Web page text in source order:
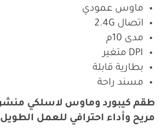
ماوس عمودي
اتصال 2.4G
مدى 10م
DPI متغير
بطارية قابلة
مسند راحة
مريح وأداء احترافي للعمل الطويل